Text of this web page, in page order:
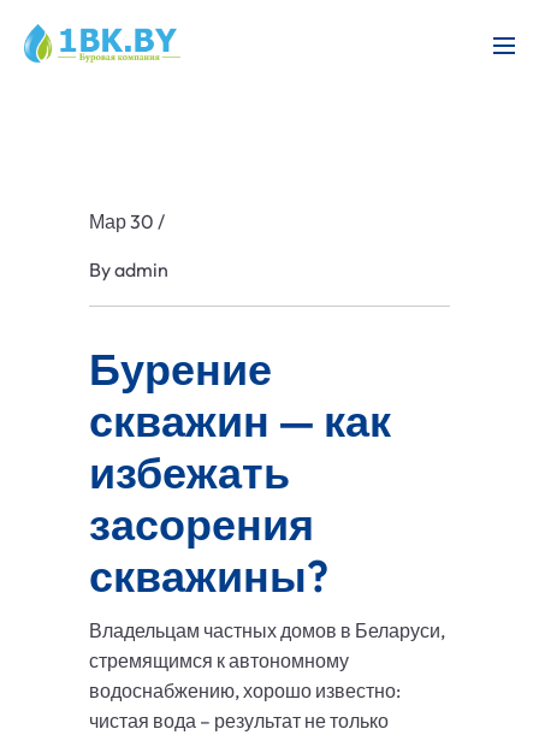
Мар 30 /
Byadmin
Бурение
скважин — как
избежать
засорения
скважины?
Владельцам частных домов в Беларуси,
стремящимся к автономному
водоснабжению, хорошо известно:
чистая вода – результат не только